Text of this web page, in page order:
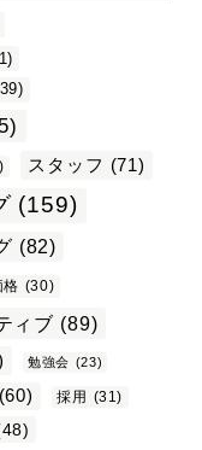
スタッフ (71)
(159)
(82)
格 (30)
ィブ (89)
勉強会 (23)
(60) 採用 (31)